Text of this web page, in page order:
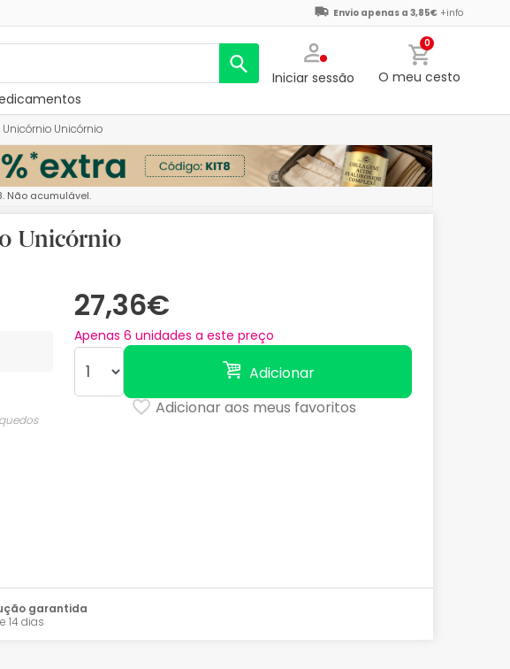
Envio apenas a 3,85€ +info
Iniciar sessão
0
O meu cesto
Unicórnio
Não acumulável.
Unicórnio
27,36€
Apenas 6 unidades a este preço
Adicionar
Adicionar aos meus favoritos
garantida
14 dias